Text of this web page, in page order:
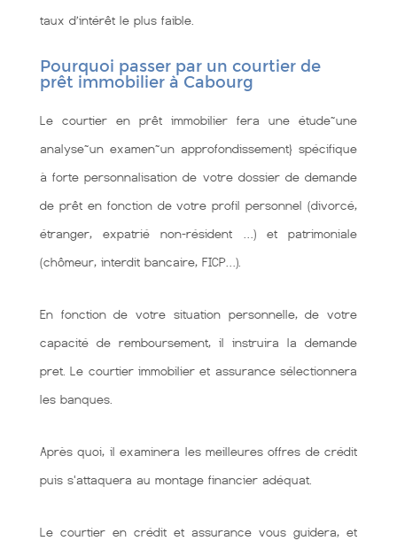
taux d’intérêt le plus faible.
Pourquoi passer par un courtier de
prêt immobilier à Cabourg
Le courtier en prêt immobilier fera une étude~une
analyse~un examen~un approfondissement} spécifique
à forte personnalisation de votre dossier de demande
de prêt en fonction de votre profil personnel (divorcé,
étranger, expatrié non-résident …) et patrimoniale
(chômeur, interdit bancaire, FICP…).
En fonction de votre situation personnelle, de votre
capacité de remboursement, il instruira la demande
pret. Le courtier immobilier et assurance sélectionnera
les banques.
Après quoi, il examinera les meilleures offres de crédit
puis s'attaquera au montage financier adéquat.
Le courtier en crédit et assurance vous guidera, et